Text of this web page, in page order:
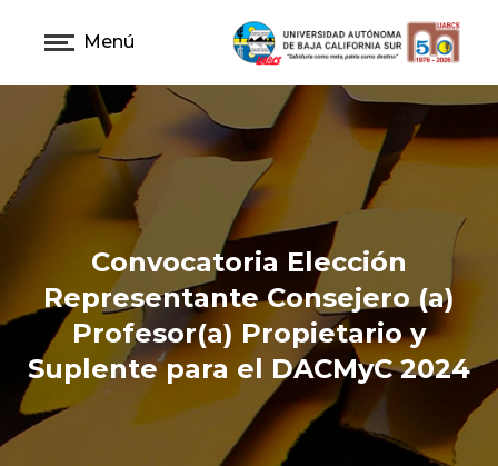
Menú
Convocatoria Elección
Representante Consejero (a)
Profesor(a) Propietario y
Suplente para el DACMyC 2024